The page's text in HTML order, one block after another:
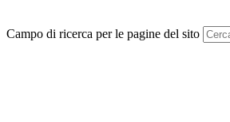
Campo di ricerca per le pagine del sito